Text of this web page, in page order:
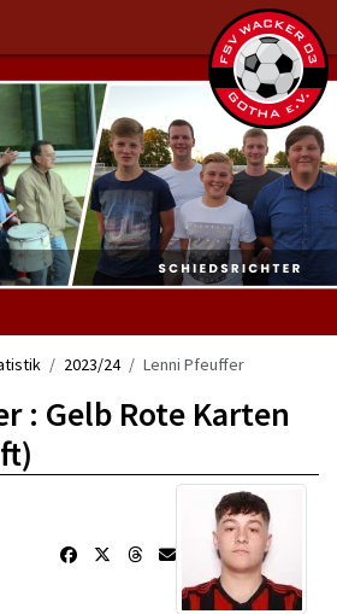
2023/24 Lenni Pfeuffer
: Gelb Rote Karten